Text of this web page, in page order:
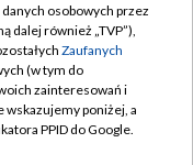
osobowych przez
dalej również „TVP”),
Zaufanych
(w tym do
zainteresowań i
wskazujemy poniżej, a
PPID do Google.